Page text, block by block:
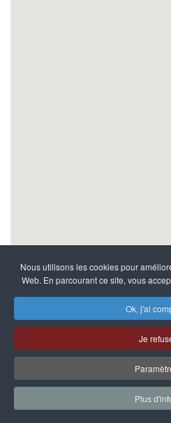
Nous utilisons les cookies pour
Web. En parcourant ce site, vous
Ok, j'ai
Je
Plus